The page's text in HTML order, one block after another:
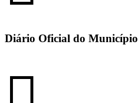
Diário Oficial do Município